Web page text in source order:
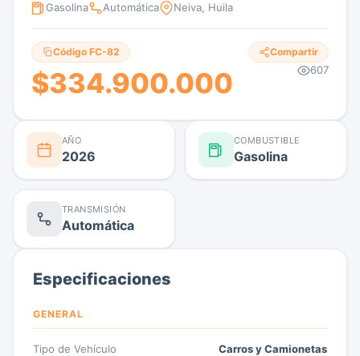
Gasolina Automática Neiva, Huila
Código FC-82
$334.900.000
Compartir
607
AÑO
2026
COMBUSTIBLE
Gasolina
TRANSMISIÓN
Automática
Especificaciones
GENERAL
Tipo de Vehículo Carros y Camionetas